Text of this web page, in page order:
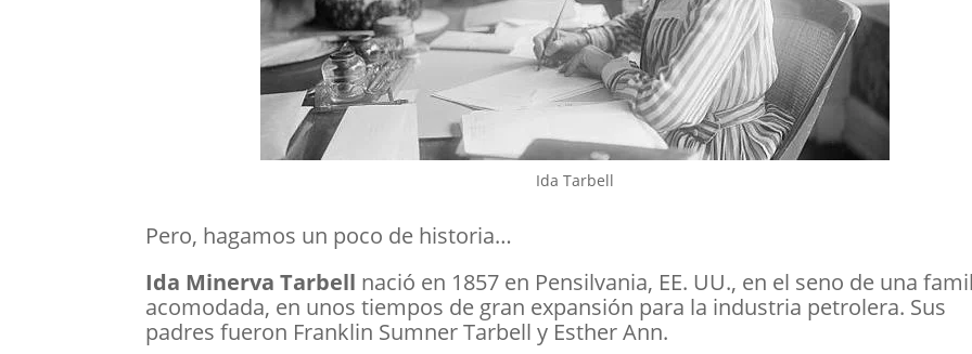
Ida Tarbell
Pero, hagamos un poco de historia…
Ida Minerva Tarbell nació en 1857 en Pensilvania, EE. UU., en el seno de una
acomodada, en unos tiempos de gran expansión para la industria petrolera. Sus
padres fueron Franklin Sumner Tarbell y Esther Ann.